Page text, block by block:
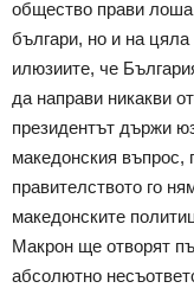
общество прави лоша
българи, но и на
илюзиите, че
да направи никакви
президентът държи
македонския въпрос,
правителството го
македонските
Макрон ще отворят
абсолютно